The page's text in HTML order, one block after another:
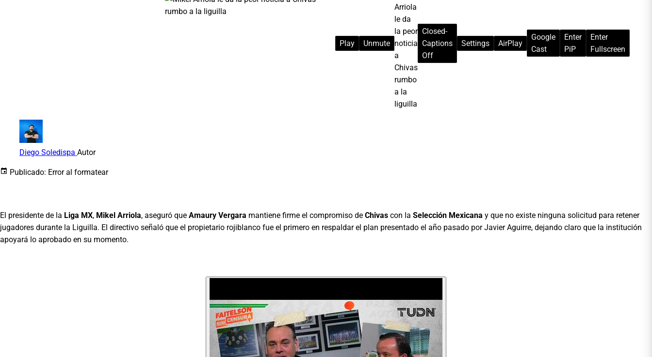
Play Unmute
Arriola
le da
la peor
noticia
a
Chivas
rumbo
a la
liguilla
Closed-
Captions
Off
Settings AirPlay
Google
Cast
Enter
PiP
Enter
Fullscreen
Diego Soledispa Autor
Publicado: Error al formatear
El presidente de la Liga MX, Mikel Arriola, aseguró que Amaury Vergara mantiene firme el compromiso de Chivas con la Selección Mexicana y que no existe ninguna solicitud para retener
jugadores durante la Liguilla. El directivo señaló que el propietario rojiblanco fue el primero en respaldar el plan presentado el año pasado por Javier Aguirre, dejando claro que la institución
apoyará lo aprobado en su momento.